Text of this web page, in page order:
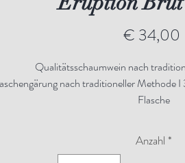
€ 34,00
Qualitätsschaumwein nach
nach traditioneller Methode
Flasche
Anzahl *